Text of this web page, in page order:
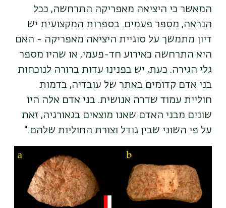
המאשר כי היציאה מאפריקה התרחשה, ככל
הנראה, מספר פעמים. בספרות המקצועית יש
דיון מתמשך על סוגיית היציאה מאפריקה - האם
היא התרחשה כאירוע חד-פעמי, או שהיו מספר
גלי הגירה. כעת, יש בפנינו עדות ברורה לנוכחות
בני אדם קדומים באתר של עובדיה, בדמות
חוליית עמוד שדרה אנושית. בני אדם אלה היו
שונים מבני האדם שאנו מוצאים בגאורגיה, זאת
על פי השוני שבין גודל וצורת החוליות שלהם."